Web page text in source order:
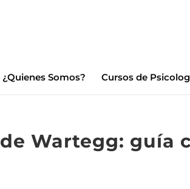
¿Quienes Somos? Cursos de
Wartegg: guía